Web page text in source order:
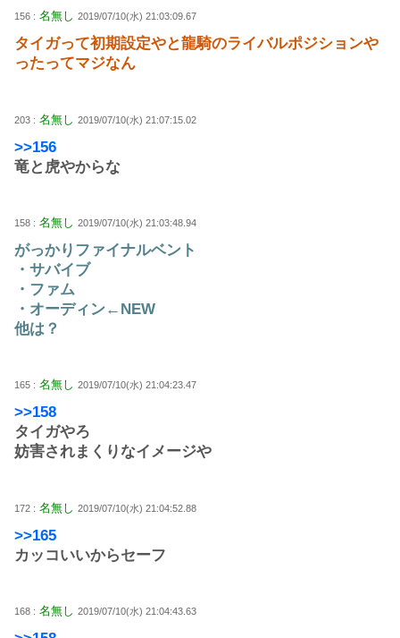
156 : 名無し 2019/07/10(水) 21:03:09.67
タイガって初期設定やと龍騎のライバルポジションや
ったってマジなん
203 : 名無し 2019/07/10(水) 21:07:15.02
>>156
竜と虎やからな
158 : 名無し 2019/07/10(水) 21:03:48.94
がっかりファイナルベント
・サバイブ
・ファム
・オーディン←NEW
他は？
165 : 名無し 2019/07/10(水) 21:04:23.47
>>158
タイガやろ
妨害されまくりなイメージや
172 : 名無し 2019/07/10(水) 21:04:52.88
>>165
カッコいいからセーフ
168 : 名無し 2019/07/10(水) 21:04:43.63